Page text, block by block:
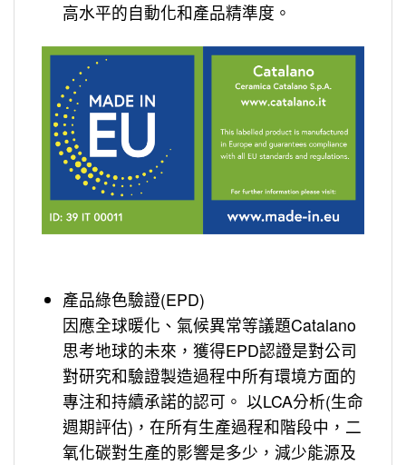
高水平的自動化和產品精準度。
產品綠色驗證(EPD)
因應全球暖化、氣候異常等議題Catalano
思考地球的未來，獲得EPD認證是對公司
對研究和驗證製造過程中所有環境方面的
專注和持續承諾的認可。 以LCA分析(生命
週期評估)，在所有生產過程和階段中，二
氧化碳對生產的影響是多少，減少能源及